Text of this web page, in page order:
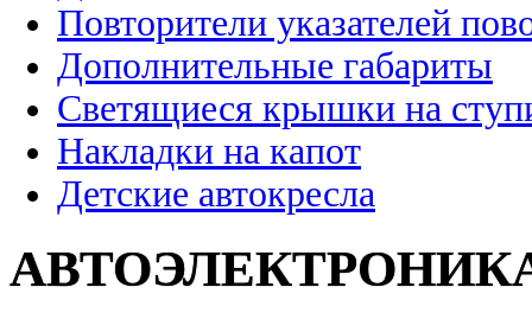
Повторители указателей
Дополнительные габариты
Светящиеся крышки на
Накладки на капот
Детские автокресла